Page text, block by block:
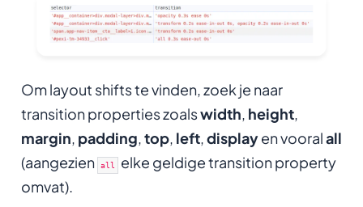
Om layout shifts te vinden, zoek je naar
transition properties zoalswidth, height,
margin, padding,top, left,displayen vooralall
(aangezien all elke geldige transition property
omvat).